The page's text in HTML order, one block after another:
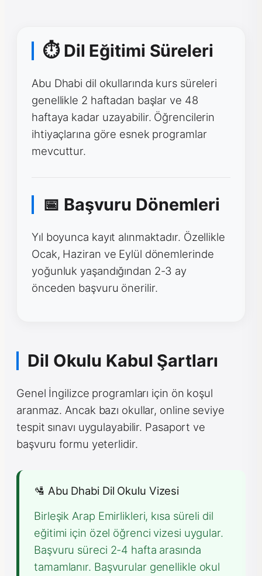
⏱ Dil Eğitimi Süreleri
Abu Dhabi dil okullarında kurs süreleri
genellikle 2 haftadan başlar ve 48
haftaya kadar uzayabilir. Öğrencilerin
ihtiyaçlarına göre esnek programlar
mevcuttur.
📅 Başvuru Dönemleri
Yıl boyunca kayıt alınmaktadır. Özellikle
Ocak, Haziran ve Eylül dönemlerinde
yoğunluk yaşandığından 2-3 ay
önceden başvuru önerilir.
Dil Okulu Kabul Şartları
Genel İngilizce programları için ön koşul
aranmaz. Ancak bazı okullar, online seviye
tespit sınavı uygulayabilir. Pasaport ve
başvuru formu yeterlidir.
🛂 Abu Dhabi Dil Okulu Vizesi
Birleşik Arap Emirlikleri, kısa süreli dil
eğitimi için özel öğrenci vizesi uygular.
Başvuru süreci 2-4 hafta arasında
tamamlanır. Başvurular genellikle okul